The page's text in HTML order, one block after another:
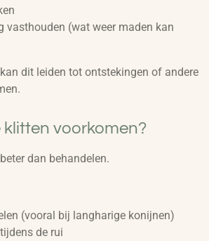
vasthouden (wat weer maden kan
dit leiden tot ontstekingen of andere
klitten voorkomen?
dan behandelen.
(vooral bij langharige konijnen)
de rui